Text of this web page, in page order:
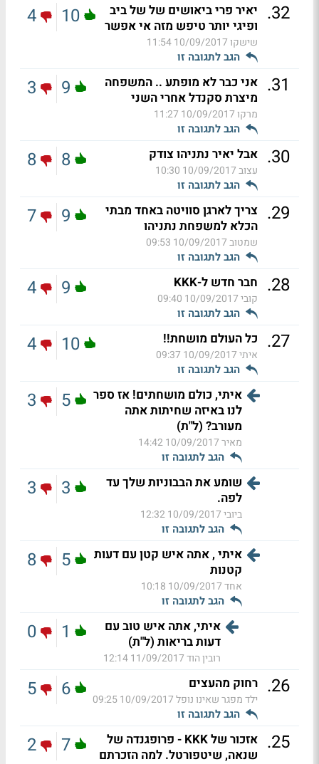
32
.
יאיר פרי ביאושים של של ביב
ופיגי יותר טיפש מזה אי אפשר
שישקו10/09/2017 11:54
הגב לתגובה זו
10
4
31
.
אני כבר לא מופתע .. המשפחה
מיצרת סקנדל אחרי השני
מרקו10/09/2017 11:27
הגב לתגובה זו
9
3
30
. אבל יאיר נתניהו צודק
עצוב10/09/2017 10:30
הגב לתגובה זו
8
8
29
. צריך לארגן סוויטה באחד מבתי
הכלא למשפחת נתניהו
שמטוב10/09/2017 09:53
הגב לתגובה זו
9
7
28
. חבר חדש ל-KKK
קובי10/09/2017 09:40
הגב לתגובה זו
9
4
27
. כל העולם מושחת!!
איתי10/09/2017 09:37
הגב לתגובה זו
10
4
איתי, כולם מושחתים! אז ספר
לנו באיזה שחיתות אתה
מעורב? (ל"ת)
מאיר10/09/2017 14:42
הגב לתגובה זו
5
3
שומע את הבבוניות שלך עד
לפה.
ביובי10/09/2017 12:32
הגב לתגובה זו
3
3
איתי , אתה איש קטן עם דעות
קטנות
אחד10/09/2017 10:18
הגב לתגובה זו
5
8
איתי, אתה איש טוב עם
דעות בריאות (ל"ת)
רובין הוד11/09/2017 12:14
1
0
26
. רחוק מהעצים
ילד מפגר שאינו נופל10/09/2017 09:25
הגב לתגובה זו
6
5
25
.
אזכור של KKK - פרופגנדה של
שנאה, שיטפורטל. למה הזכרתם
7
2